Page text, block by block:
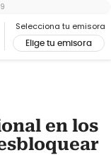
Selecciona tu emisora
Elige tu emisora
en los